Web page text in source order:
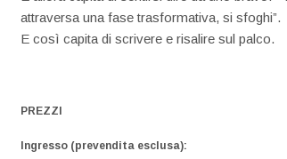
attraversa una fase trasformativa, si sfoghi”.
E così capita di scrivere e risalire sul palco.
PREZZI
Ingresso (prevendita esclusa):